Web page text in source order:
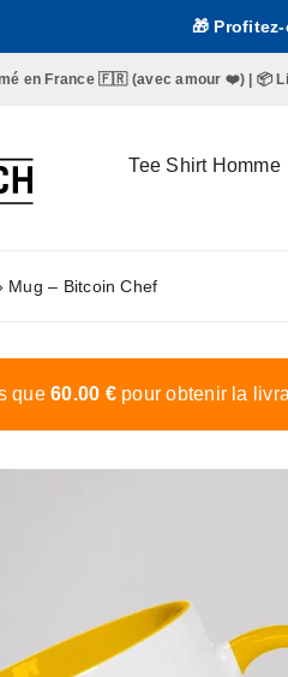
🎁
en France 🇫🇷 (avec amour ❤️) | 📦
Tee Shirt Homme
Mug – Bitcoin Chef
que60.00 €pour obtenir la